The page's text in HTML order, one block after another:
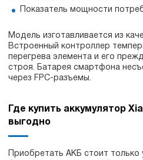
Показатель мощности
Модель изготавливается из
Встроенный контроллер
перегрева элемента и его
строя. Батарея смартфона
через FPC-разъемы.
Где купить аккумулятор
выгодно
Приобретать АКБ стоит